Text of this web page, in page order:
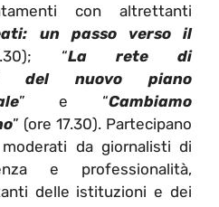
con altrettanti
un passo verso il
“La rete di
del nuovo piano
” e “Cambiamo
” (ore 17.30). Partecipano
da giornalisti di
e professionalità,
delle istituzioni e dei